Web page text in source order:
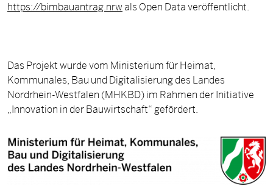
https://bimbauantrag.nrwals Open Data veröffentlicht.
Das Projekt wurde vom Ministerium für Heimat,
Kommunales, Bau und Digitalisierung des Landes
Nordrhein-Westfalen (MHKBD) im Rahmen der Initiative
„Innovation in der Bauwirtschaft“ gefördert.